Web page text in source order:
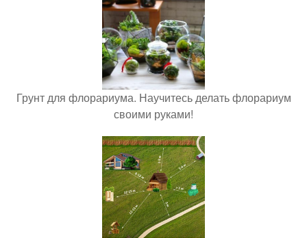
Грунт для флорариума. Научитесь делать флорариум
своими руками!